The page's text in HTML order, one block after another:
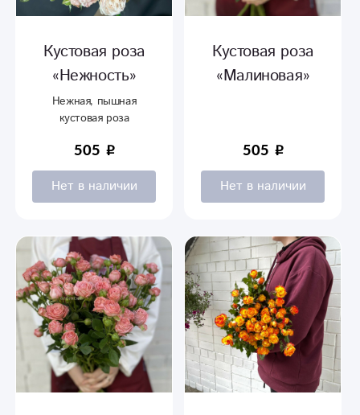
Кустовая роза
«Нежность»
Нежная, пышная
кустовая роза
505
Нет в наличии
Кустовая роза
«Малиновая»
505
Нет в наличии